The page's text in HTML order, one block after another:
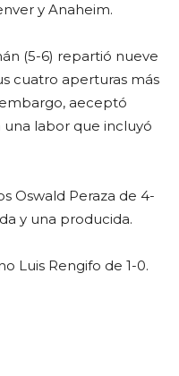
y Anaheim.
(5-6) repartió nueve
cuatro aperturas más
aeceptó
una labor que incluyó
Oswald Peraza de 4-
y una producida.
Luis Rengifo de 1-0.